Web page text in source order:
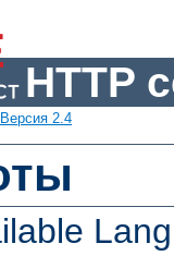
HTTP
Версия 2.4